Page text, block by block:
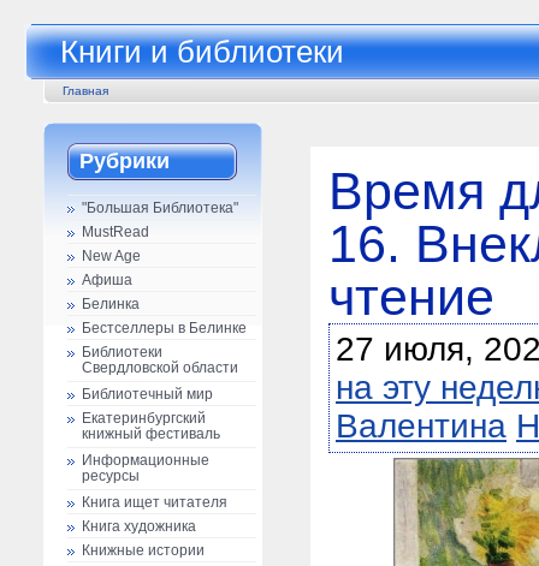
Книги и библиотеки
Главная
Рубрики
"Большая Библиотека"
MustRead
New Age
Афиша
Белинка
Бестселлеры в Белинке
Библиотеки
Свердловской области
Библиотечный мир
Екатеринбургский
книжный фестиваль
Информационные
ресурсы
Книга ищет читателя
Книга художника
Книжные истории
Время
16.
чтение
27 июля,
на эту
Валентина